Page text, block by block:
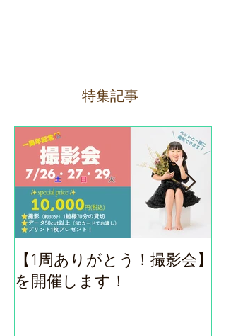
特集記事
【1周ありがとう！撮影会】
を開催します！